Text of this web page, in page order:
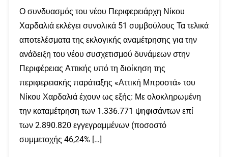
Ο συνδυασμός του νέου Περιφερειάρχη Νίκου
Χαρδαλιά εκλέγει συνολικά 51 συμβούλους Τα τελικά
αποτελέσματα της εκλογικής αναμέτρησης για την
ανάδειξη του νέου συσχετισμού δυνάμεων στην
Περιφέρειας Αττικής υπό τη διοίκηση της
περιφερειακής παράταξης «Αττική Μπροστά» του
Νίκου Χαρδαλιά έχουν ως εξής: Με ολοκληρωμένη
την καταμέτρηση των 1.336.771 ψηφισάντων επί
των 2.890.820 εγγεγραμμένων (ποσοστό
συμμετοχής 46,24% […]